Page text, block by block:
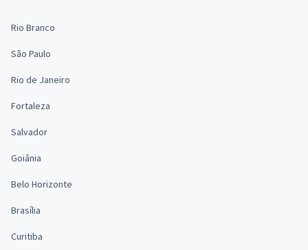
Rio Branco
São Paulo
Rio de Janeiro
Fortaleza
Salvador
Goiânia
Belo Horizonte
Brasília
Curitiba